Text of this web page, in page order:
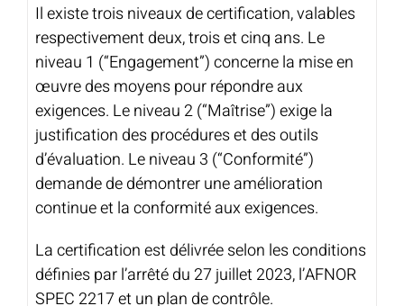
Il existe trois niveaux de certification, valables
respectivement deux, trois et cinq ans. Le
niveau 1 (“Engagement”) concerne la mise en
œuvre des moyens pour répondre aux
exigences. Le niveau 2 (“Maîtrise”) exige la
justification des procédures et des outils
d’évaluation. Le niveau 3 (“Conformité”)
demande de démontrer une amélioration
continue et la conformité aux exigences.
La certification est délivrée selon les conditions
définies par l’arrêté du 27 juillet 2023, l’AFNOR
SPEC 2217 et un plan de contrôle.